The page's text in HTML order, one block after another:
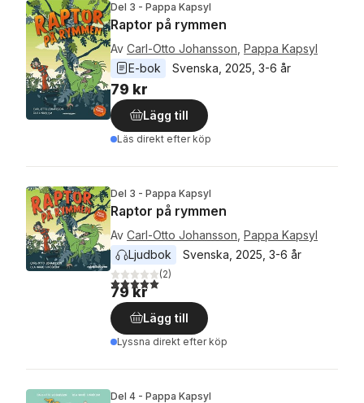
Del 3 - Pappa Kapsyl
Raptor på rymmen
Av Carl-Otto Johansson Pappa Kapsyl
E-bok
Svenska 2025 3-6 år
79 kr
Lägg till
Läs direkt efter köp
Del 3 - Pappa Kapsyl
Raptor på rymmen
Av Carl-Otto Johansson Pappa Kapsyl
Ljudbok
Svenska 2025 3-6 år
5,0utav 5 stjärnor. Totalt antal röster:
(2)
79 kr
Lägg till
Lyssna direkt efter köp
Del 4 - Pappa Kapsyl